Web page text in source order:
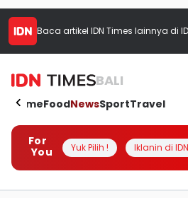
Baca artikel IDN Times lainnya di
BALI
HomeFoodNewsSportTravel
For
You
Yuk Pilih ! Iklanin di IDN